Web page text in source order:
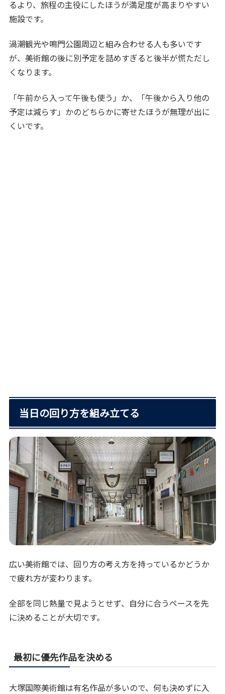
るより、旅程の主役にしたほうが満足度が高まりやすい
施設です。
渦潮観光や鳴門公園周辺と組み合わせる人も多いです
が、美術館の後に別予定を詰めすぎると後半が慌ただし
くなります。
「午前から入って午後も使う」か、「午後から入り他の
予定は減らす」かのどちらかに寄せたほうが無理が出に
くいです。
当日の回り方を組み立てる
広い美術館では、回り方の考え方を持っているかどうか
で疲れ方が変わります。
全部を同じ熱量で見ようとせず、自分に合うペースを先
に決めることが大切です。
最初に優先作品を決める
大塚国際美術館は有名作品が多いので、何も決めずに入